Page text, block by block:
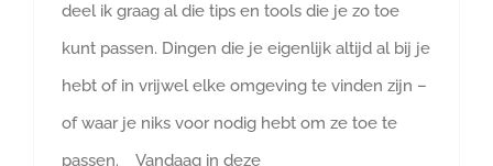
deel ik graag al die tips en tools die je zo toe
kunt passen. Dingen die je eigenlijk altijd al bij je
hebt of in vrijwel elke omgeving te vinden zijn –
of waar je niks voor nodig hebt om ze toe te
passen. Vandaag in deze